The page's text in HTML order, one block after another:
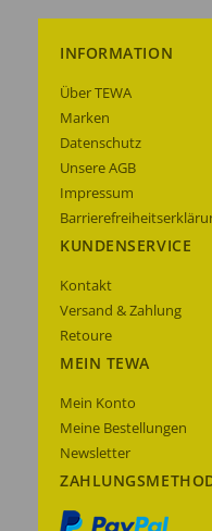
INFORMATION
Über TEWA
Marken
Datenschutz
Unsere AGB
Impressum
KUNDENSERVICE
Kontakt
Versand & Zahlung
Retoure
MEIN TEWA
Mein Konto
Meine Bestellungen
Newsletter